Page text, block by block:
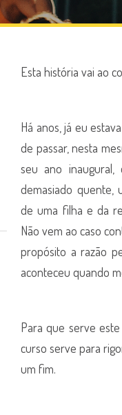
Esta história vai ao
Há anos, já eu
de passar, nesta
seu ano inaugural,
demasiado quente,
de uma filha e da
Não vem ao caso
propósito a razão
aconteceu quando
Para que serve
curso serve para
um fim.